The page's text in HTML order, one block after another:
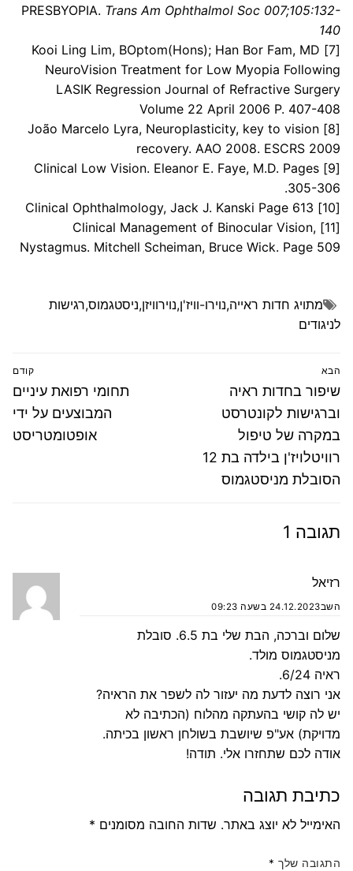
PRESBYOPIA. Trans Am Ophthalmol Soc 007;105:132-
140
[7]
Kooi Ling Lim, BOptom(Hons); Han Bor Fam, MD
NeuroVision Treatment for Low Myopia Following
LASIK Regression Journal of Refractive Surgery
Volume 22 April 2006 P. 407-408
[8]
João Marcelo Lyra, Neuroplasticity, key to vision
recovery. AAO 2008. ESCRS 2009
[9]
Clinical Low Vision. Eleanor E. Faye, M.D. Pages
305-306.
[10]
[11]
Clinical Management of Binocular Vision,
Nystagmus. Mitchell Scheiman, Bruce Wick. Page 509
מתויג חדות ראייה,נוירו-וויז'ן,נוירוויזן,ניסטגמוס,רגישות
לניגודים
ניווט קודם
פוסט
קודם:
תחומי רפואת עיניים
המבוצעים על ידי
אופטומטריסט
הבא
הפוסט
הבא:
שיפור בחדות ראיה
וברגישות לקונטרסט
במקרה של טיפול
רוויטלויז'ן בילדה בת 12
הסובלת מניסטגמוס
תגובה 1
רזיאל
24.12.2023 בשעה 09:23השב
שלום וברכה, הבת שלי בת 6.5. סובלת
מניסטגמוס מולד.
ראיה 6/24.
אני רוצה לדעת מה יעזור לה לשפר את הראיה?
יש לה קושי בהעתקה מהלוח (הכתיבה לא
מדויקת) אע"פ שיושבת בשולחן ראשון בכיתה.
אודה לכם שתחזרו אלי. תודה!
כתיבת תגובה
האימייל לא יוצג באתר. שדות החובה מסומנים *
התגובה שלך *